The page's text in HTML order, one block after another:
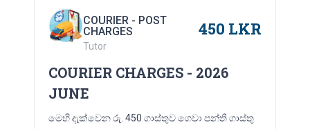
COURIER - POST
CHARGES
Tutor
450 LKR
COURIER CHARGES - 2026
JUNE
මෙහි දැක්වෙන රු. 450 ගාස්තුව ගෙවා පන්ති ගාස්තු